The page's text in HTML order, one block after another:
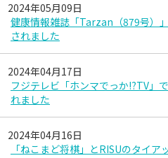
2024年05月09日
健康情報雑誌「Tarzan（879号）
されました
2024年04月17日
フジテレビ「ホンマでっか⁉TV」
れました
2024年04月16日
「ねこまど将棋」とRISUのタイ